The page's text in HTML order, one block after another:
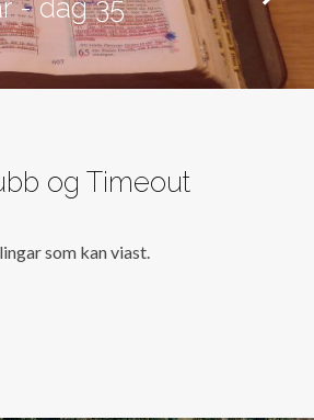
- dag 35
og Timeout
som kan viast.